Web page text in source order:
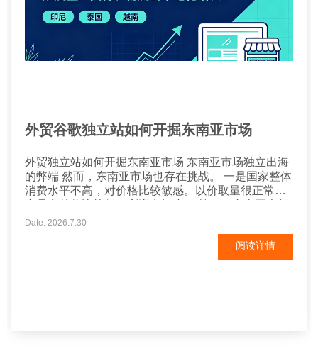
外贸谷歌独立站如何开掘东南亚市场
外贸独立站如何开掘东南亚市场 东南亚市场独立出海
的弊端 然而，东南亚市场也存在挑战。 一是国家整体
消费水平不高，对价格比较敏感。以价取量很正常，
分地区的电子商务基础设施落后，尤其是物流基础设
施。落后的交通条件增加了运输成本，缩小了利润空
亚，网上支付或电子支付的普及率较低，只能货到付
款的方式收款。...
Date: 2026.7.30
阅读详情